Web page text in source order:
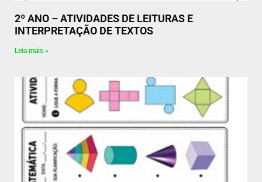
2º ANO – ATIVIDADES DE LEITURAS E
INTERPRETAÇÃO DE TEXTOS
Leia mais »